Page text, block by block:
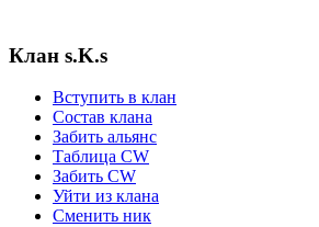
Клан s.K.s
Вступить в клан
Состав клана
Забить альянс
Таблица СW
Забить СW
Уйти из клана
Сменить ник